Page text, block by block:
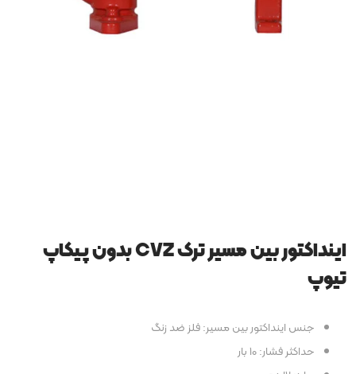
اینداکتور بین مسیر ترک CVZ بدون پیکاپ
تیوپ
جنس اینداکتور بین مسیر: فلز ضد زنگ
حداكثر فشار: 10 بار